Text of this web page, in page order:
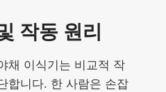
작동 원리
채 이식기는 비교적 작
합니다. 한 사람은 손잡